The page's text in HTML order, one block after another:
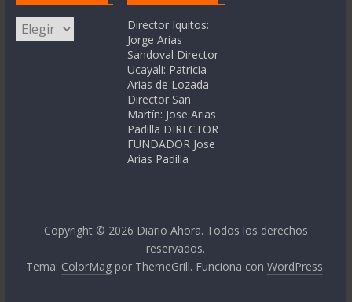
Categorías
Director Iquitos:
Jorge Arias
Sandoval Director
Ucayali: Patricia
Arias de Lozada
Director San
Martín: Jose Arias
Padilla DIRECTOR
FUNDADOR Jose
Arias Padilla
Copyright © 2026 Diario Ahora. Todos los derechos
reservados.
Tema: ColorMag por ThemeGrill. Funciona conWordPress.